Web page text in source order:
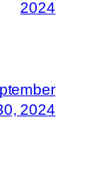
2024
2024